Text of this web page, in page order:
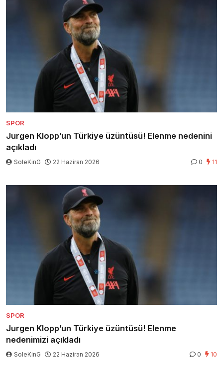
SPOR
Jurgen Klopp’un Türkiye üzüntüsü! Elenme nedenini
açıkladı
SoleKinG 22 Haziran 2026 0 11
SPOR
Jurgen Klopp’un Türkiye üzüntüsü! Elenme
nedenimizi açıkladı
SoleKinG 22 Haziran 2026 0 10